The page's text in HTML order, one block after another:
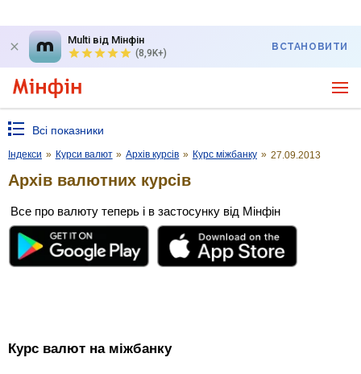
Multi від Мінфін
(8,9K+)
ВСТАНОВИТИ
Всі показники
Індекси » Курси валют » Архів курсів » Курс міжбанку » 27.09.2013
Архів валютних курсів
Все про валюту теперь і в застосунку від Мінфін
Курс валют на міжбанку